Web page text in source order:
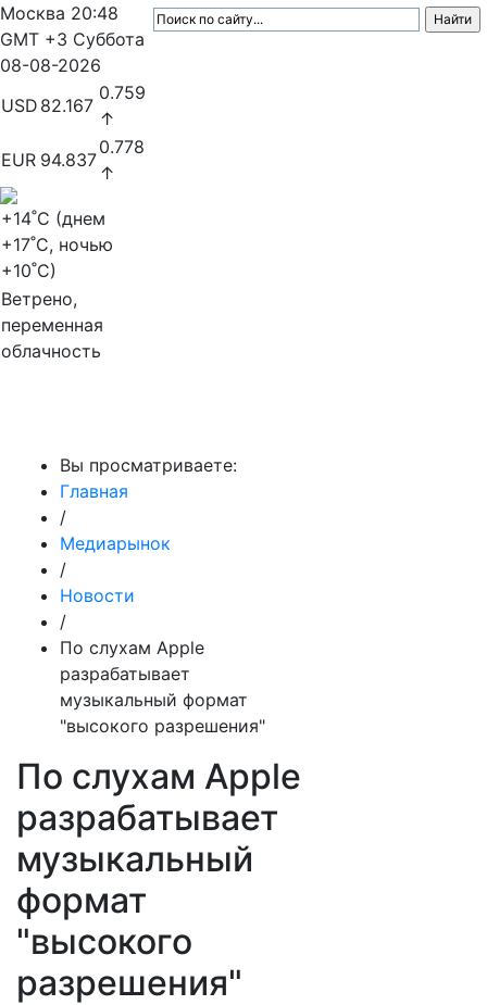
Москва 20:48
GMT +3 Суббота
08-08-2026
USD 82.167
0.759
↑
EUR 94.837
0.778
↑
+14˚C (днем
+17˚C, ночью
+10˚C)
Ветрено,
переменная
облачность
Вы просматриваете:
Главная
/
Медиарынок
/
Новости
/
По слухам Apple
разрабатывает
музыкальный формат
"высокого разрешения"
По слухам Apple
разрабатывает
музыкальный
формат
"высокого
разрешения"